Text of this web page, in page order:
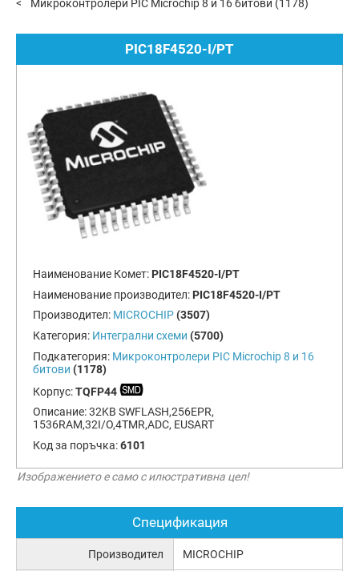
Микроконтролери PIC Microchip 8 и 16 битови (1178)
PIC18F4520-I/PT
Наименование Комет: PIC18F4520-I/PT
Наименование производител: PIC18F4520-I/PT
Производител: MICROCHIP (3507)
Категория: Интегрални схеми (5700)
Подкатегория: Микроконтролери PIC Microchip 8 и 16
битови (1178)
Корпус:TQFP44
Описание:32KB SWFLASH,256EPR,
1536RAM,32I/O,4TMR,ADC, EUSART
Код за поръчка:6101
Изображението е само с илюстративна цел!
Спецификация
Производител MICROCHIP